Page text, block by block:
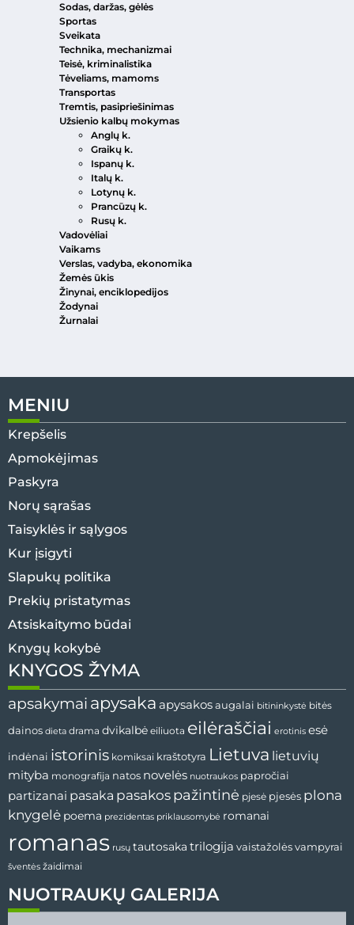
Sodas, daržas, gėlės
Sportas
Sveikata
Technika, mechanizmai
Teisė, kriminalistika
Tėveliams, mamoms
Transportas
Tremtis, pasipriešinimas
Užsienio kalbų mokymas
Anglų k.
Graikų k.
Ispanų k.
Italų k.
Lotynų k.
Prancūzų k.
Rusų k.
Vadovėliai
Vaikams
Verslas, vadyba, ekonomika
Žemės ūkis
Žinynai, enciklopedijos
Žodynai
Žurnalai
MENIU
Krepšelis
Apmokėjimas
Paskyra
Norų sąrašas
Taisyklės ir sąlygos
Kur įsigyti
Slapukų politika
Prekių pristatymas
Atsiskaitymo būdai
Knygų kokybė
NUOTRAUKŲ GALERIJA
KNYGOS ŽYMA
apsakymai apysaka apysakos augalai bitininkystė bitės
dainos dieta drama dvikalbė eiliuota eilėraščiai erotinis esė
indėnai istorinis komiksai kraštotyra Lietuva lietuvių
mityba monografija natos novelės nuotraukos papročiai
partizanai pasaka pasakos pažintinė pjesė pjesės plona
knygelė poema prezidentas priklausomybė romanai
romanas rusų tautosaka trilogija vaistažolėsvampyrai
šventės žaidimai